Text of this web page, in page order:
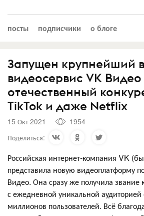
посты подписчики о блоге
Запущен крупнейший
видеосервис VK
отечественный
TikTok и даже Netflix
15 Окт 2021
1954
Поделиться:
Российская интернет-компания VK
представила новую видеоплатформу
Видео. Она сразу же получила звание
с ежедневной уникальной
миллионов пользователей. Всё